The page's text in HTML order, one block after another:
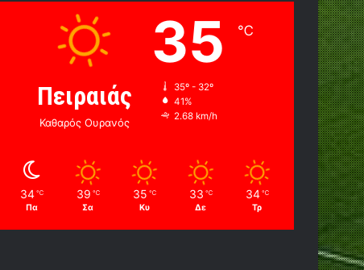
Πειραιάς
Καθαρός Ουρανός
35 ℃
35º - 32º
41%
2.68 km/h
34 ℃
Πα
39 ℃
Σα
35 ℃
Κυ
33 ℃
Δε
34 ℃
Τρ